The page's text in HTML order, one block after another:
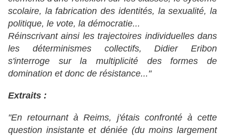
scolaire, la fabrication des identités, la sexualité, la
politique, le vote, la démocratie...
Réinscrivant ainsi les trajectoires individuelles dans
les déterminismes collectifs, Didier Eribon
s'interroge sur la multiplicité des formes de
domination et donc de résistance..."
Extraits :
"En retournant à Reims, j'étais confronté à cette
question insistante et déniée (du moins largement